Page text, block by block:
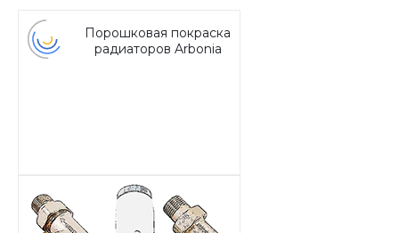
Порошковая покраска
радиаторов Arbonia